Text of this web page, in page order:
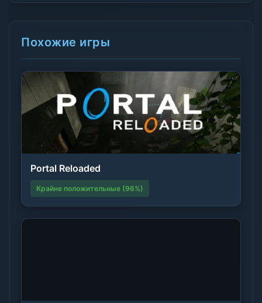
Похожие игры
Portal Reloaded
Крайне положительные (96%)